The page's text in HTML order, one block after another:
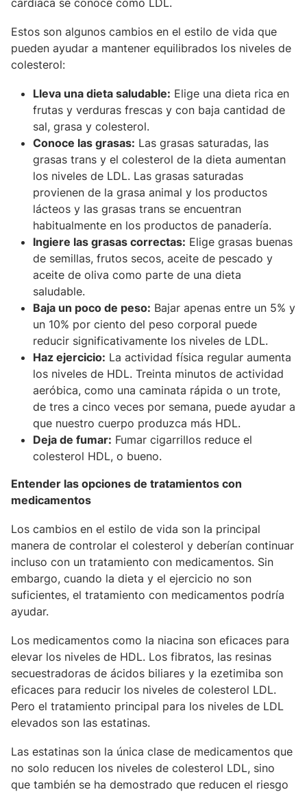
cardíaca se conoce como LDL.
Estos son algunos cambios en el estilo de vida que
pueden ayudar a mantener equilibrados los niveles de
colesterol:
Lleva una dieta saludable: Elige una dieta rica en
frutas y verduras frescas y con baja cantidad de
sal, grasa y colesterol.
Conoce las grasas: Las grasas saturadas, las
grasas trans y el colesterol de la dieta aumentan
los niveles de LDL. Las grasas saturadas
provienen de la grasa animal y los productos
lácteos y las grasas trans se encuentran
habitualmente en los productos de panadería.
Ingiere las grasas correctas: Elige grasas buenas
de semillas, frutos secos, aceite de pescado y
aceite de oliva como parte de una dieta
saludable.
Baja un poco de peso: Bajar apenas entre un 5% y
un 10% por ciento del peso corporal puede
reducir significativamente los niveles de LDL.
Haz ejercicio: La actividad física regular aumenta
los niveles de HDL. Treinta minutos de actividad
aeróbica, como una caminata rápida o un trote,
de tres a cinco veces por semana, puede ayudar a
que nuestro cuerpo produzca más HDL.
Deja de fumar: Fumar cigarrillos reduce el
colesterol HDL, o bueno.
Entender las opciones de tratamientos con
medicamentos
Los cambios en el estilo de vida son la principal
manera de controlar el colesterol y deberían continuar
incluso con un tratamiento con medicamentos. Sin
embargo, cuando la dieta y el ejercicio no son
suficientes, el tratamiento con medicamentos podría
ayudar.
Los medicamentos como la niacina son eficaces para
elevar los niveles de HDL. Los fibratos, las resinas
secuestradoras de ácidos biliares y la ezetimiba son
eficaces para reducir los niveles de colesterol LDL.
Pero el tratamiento principal para los niveles de LDL
elevados son las estatinas.
Las estatinas son la única clase de medicamentos que
no solo reducen los niveles de colesterol LDL, sino
que también se ha demostrado que reducen el riesgo